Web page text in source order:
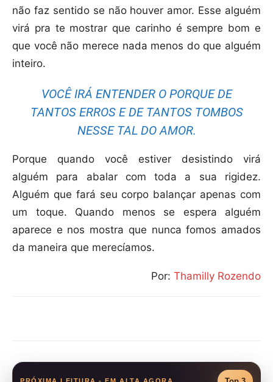
não faz sentido se não houver amor. Esse alguém
virá pra te mostrar que carinho é sempre bom e
que você não merece nada menos do que alguém
inteiro.
VOCÊ IRÁ ENTENDER O PORQUE DE
TANTOS ERROS E DE TANTOS TOMBOS
NESSE TAL DO AMOR.
Porque quando você estiver desistindo virá
alguém para abalar com toda a sua rigidez.
Alguém que fará seu corpo balançar apenas com
um toque. Quando menos se espera alguém
aparece e nos mostra que nunca fomos amados
da maneira que merecíamos.
Por: Thamilly Rozendo